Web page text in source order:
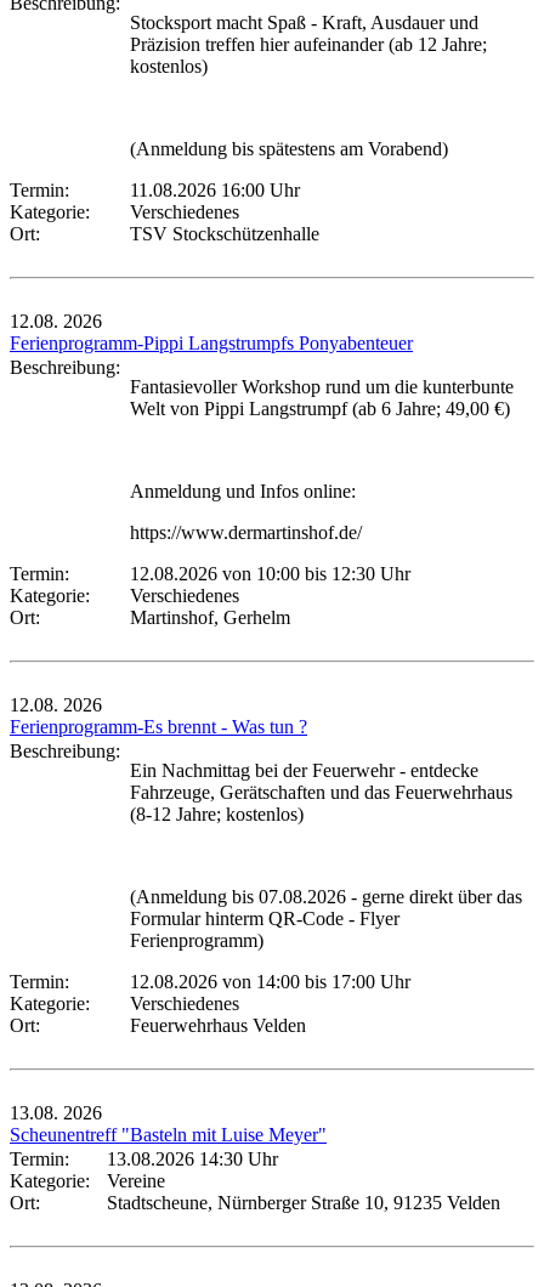
Stocksport macht Spaß - Kraft, Ausdauer und
Präzision treffen hier aufeinander (ab 12 Jahre;
kostenlos)
(Anmeldung bis spätestens am Vorabend)
Termin:
11.08.2026 16:00 Uhr
Kategorie:
Verschiedenes
Ort:
TSV Stockschützenhalle
12.08. 2026
Ferienprogramm-Pippi Langstrumpfs Ponyabenteuer
Beschreibung:
Fantasievoller Workshop rund um die kunterbunte
Welt von Pippi Langstrumpf (ab 6 Jahre; 49,00 €)
Anmeldung und Infos online:
https://www.dermartinshof.de/
Termin:
12.08.2026 von 10:00 bis 12:30 Uhr
Kategorie:
Verschiedenes
Ort:
Martinshof, Gerhelm
12.08. 2026
Ferienprogramm-Es brennt - Was tun ?
Beschreibung:
Ein Nachmittag bei der Feuerwehr - entdecke
Fahrzeuge, Gerätschaften und das Feuerwehrhaus
(8-12 Jahre; kostenlos)
(Anmeldung bis 07.08.2026 - gerne direkt über das
Formular hinterm QR-Code - Flyer
Ferienprogramm)
Termin:
12.08.2026 von 14:00 bis 17:00 Uhr
Kategorie:
Verschiedenes
Ort:
Feuerwehrhaus Velden
13.08. 2026
Scheunentreff "Basteln mit Luise Meyer"
Termin:
13.08.2026 14:30 Uhr
Kategorie:
Vereine
Ort:
Stadtscheune, Nürnberger Straße 10, 91235 Velden